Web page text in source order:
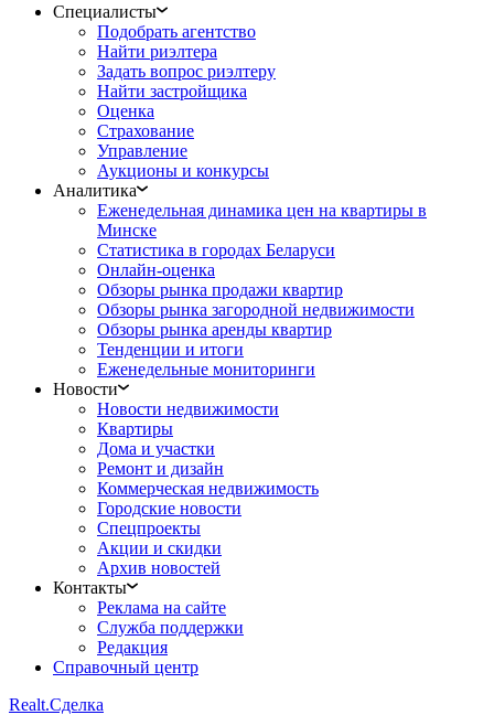
Специалисты
Подобрать агентство
Найти риэлтера
Задать вопрос риэлтеру
Найти застройщика
Оценка
Страхование
Управление
Аукционы и конкурсы
Аналитика
Еженедельная динамика цен на квартиры в
Минске
Статистика в городах Беларуси
Онлайн-оценка
Обзоры рынка продажи квартир
Обзоры рынка загородной недвижимости
Обзоры рынка аренды квартир
Тенденции и итоги
Еженедельные мониторинги
Новости
Новости недвижимости
Квартиры
Дома и участки
Ремонт и дизайн
Коммерческая недвижимость
Городские новости
Спецпроекты
Акции и скидки
Архив новостей
Контакты
Реклама на сайте
Служба поддержки
Редакция
Справочный центр
Realt.Сделка